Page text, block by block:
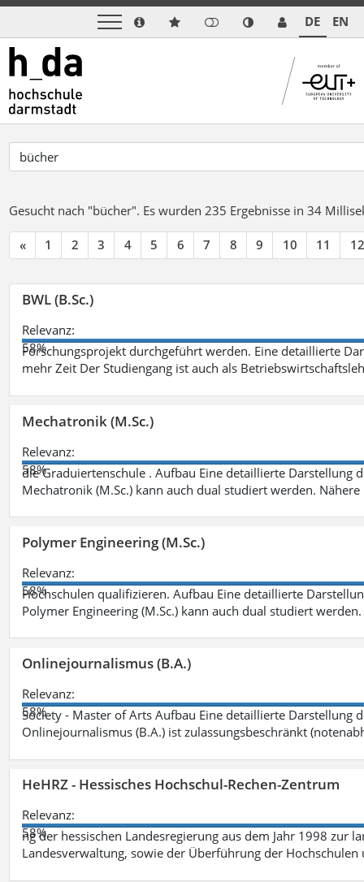
DE EN
Gesucht nach "bücher". Es wurden 235 Ergebnisse in 34
« 1 2 3 4 5 6 7 8 9 10 11 12
BWL (B.Sc.)
Relevanz:
58%
Forschungsprojekt durchgeführt werden. Eine detaillierte
mehr Zeit Der Studiengang ist auch als
Mechatronik (M.Sc.)
Relevanz:
58%
die Graduiertenschule . Aufbau Eine detaillierte Darstellung
Mechatronik (M.Sc.) kann auch dual studiert werden.
Polymer Engineering (M.Sc.)
Relevanz:
58%
Hochschulen qualifizieren. Aufbau Eine detaillierte
Polymer Engineering (M.Sc.) kann auch dual studiert
Onlinejournalismus (B.A.)
Relevanz:
58%
Society - Master of Arts Aufbau Eine detaillierte Darstellung
Onlinejournalismus (B.A.) ist zulassungsbeschränkt
HeHRZ - Hessisches Hochschul-Rechen-Zentrum
Relevanz:
58%
ng der hessischen Landesregierung aus dem Jahr 1998 zur
Landesverwaltung, sowie der Überführung der